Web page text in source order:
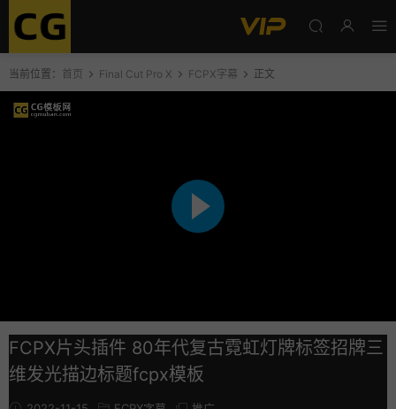
当前位置： 首页 Final Cut Pro X FCPX字幕 正文
FCPX片头插件 80年代复古霓虹灯牌标签招牌三
维发光描边标题fcpx模板